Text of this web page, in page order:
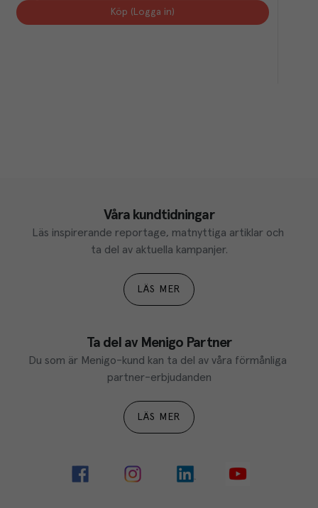
Köp (Logga in)
Våra kundtidningar
Läs inspirerande reportage, matnyttiga artiklar och
ta del av aktuella kampanjer.
LÄS MER
Ta del av Menigo Partner
Du som är Menigo-kund kan ta del av våra förmånliga
partner-erbjudanden
LÄS MER